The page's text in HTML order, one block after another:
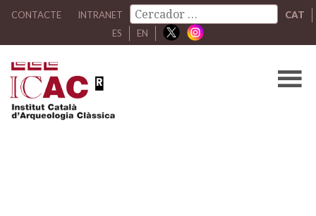
CONTACTE INTRANET
CAT
ES
EN